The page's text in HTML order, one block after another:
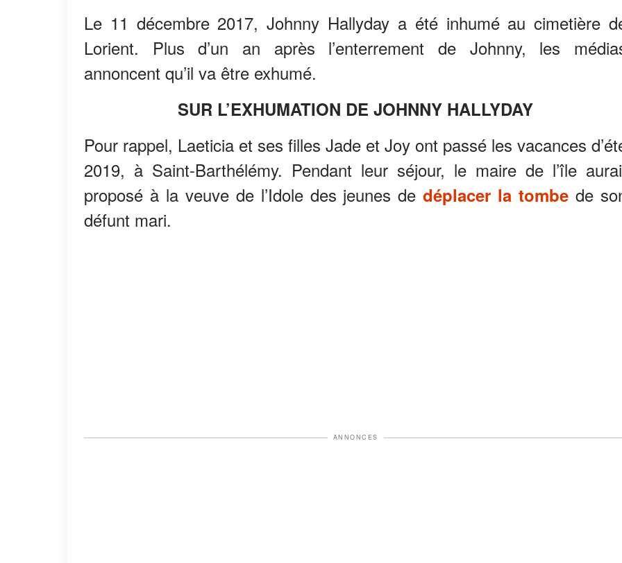
Le 11 décembre 2017, Johnny Hallyday a été inhumé au cimetière
Lorient. Plus d’un an après l’enterrement de Johnny, les
annoncent qu’il va être exhumé.
SUR L’EXHUMATION DE JOHNNY HALLYDAY
Pour rappel, Laeticia et ses filles Jade et Joy ont passé les vacances
2019, à Saint-Barthélémy. Pendant leur séjour, le maire de l’île
proposé à la veuve de l’Idole des jeunes dedéplacer la tombe de
défunt mari.
ANNONCES